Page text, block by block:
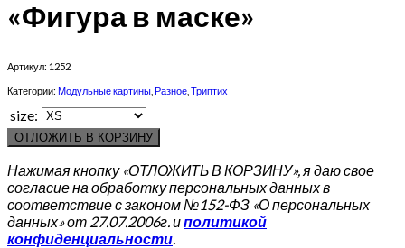
«Фигура в маске»
Артикул: 1252
Категории: Модульные картины Разное Триптих
size:
ОТЛОЖИТЬ В КОРЗИНУ
Нажимая кнопку «ОТЛОЖИТЬ В КОРЗИНУ», я даю свое
согласие на обработку персональных данных в
соответствие с законом №152-ФЗ «О персональных
данных» от 27.07.2006г. иполитикой
конфиденциальности.